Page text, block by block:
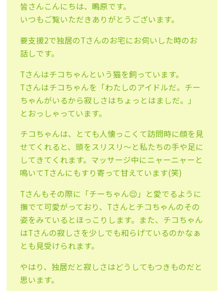
皆さんこんにちは、鴫原です。
いつもご覧いただきありがとうございます。
要支援2で独居のTさんのお宅にお伺いした時のお
話しです。
Tさんはチコちゃんという猫を飼っています。
Tさんはチコちゃんを「わたしのアイドルだ。チー
ちゃんがいるから寂しさはちょっとはましだ。」
とおっしゃっています。
チコちゃんは、とても人懐っこくて訪問時に顔を見
せてくれると、頭をスリスリ〜と私たちの手や足に
してきてくれます。マッサージ中にニャーニャーと
鳴いてTさんにもすり寄って甘えています(笑)
Tさんもその際に「チーちゃん😌」と愛でるように
撫でて可愛がっており、Tさんとチコちゃんのその
姿をみているとほっこりします。また、チコちゃん
はTさんの寂しさを少しでも和らげているのかなぁ
とも見受けられます。
やはり、独居だと寂しさはどうしてもつきものだと
思います。